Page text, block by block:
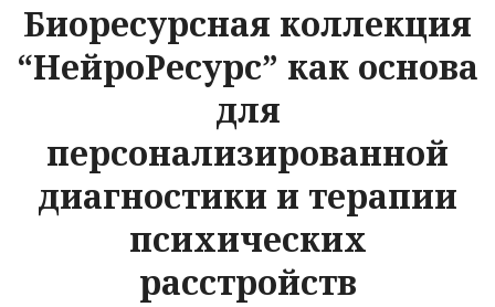
Биоресурсная коллекция
“НейроРесурс” как основа
для
персонализированной
диагностики и терапии
психических
расстройств